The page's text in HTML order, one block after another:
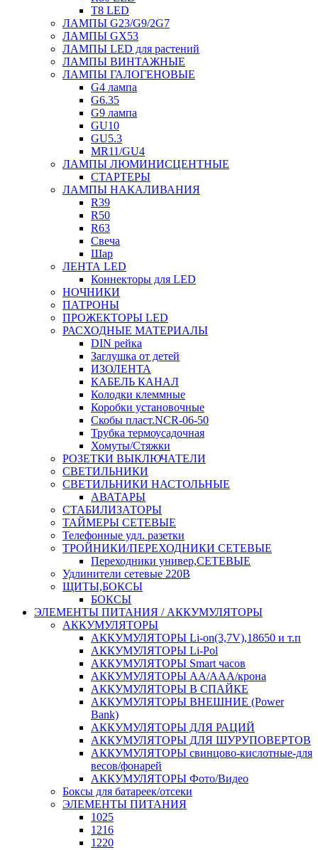
T8 LED
ЛАМПЫ G23/G9/2G7
ЛАМПЫ GX53
ЛАМПЫ LED для растений
ЛАМПЫ ВИНТАЖНЫЕ
ЛАМПЫ ГАЛОГЕНОВЫЕ
G4 лампа
G6.35
G9 лампа
GU10
GU5.3
MR11/GU4
ЛАМПЫ ЛЮМИНИСЦЕНТНЫЕ
СТАРТЕРЫ
ЛАМПЫ НАКАЛИВАНИЯ
R39
R50
R63
Свеча
Шар
ЛЕНТА LED
Коннекторы для LED
НОЧНИКИ
ПАТРОНЫ
ПРОЖЕКТОРЫ LED
РАСХОДНЫЕ МАТЕРИАЛЫ
DIN рейка
Заглушка от детей
ИЗОЛЕНТА
КАБЕЛЬ КАНАЛ
Колодки клеммные
Коробки установочные
Скобы пласт.NCR-06-50
Трубка термоусадочная
Хомуты/Стяжки
РОЗЕТКИ ВЫКЛЮЧАТЕЛИ
СВЕТИЛЬНИКИ
СВЕТИЛЬНИКИ НАСТОЛЬНЫЕ
АВАТАРЫ
СТАБИЛИЗАТОРЫ
ТАЙМЕРЫ СЕТЕВЫЕ
Телефонные удл. разетки
ТРОЙНИКИ/ПЕРЕХОДНИКИ СЕТЕВЫЕ
Переходники универ,СЕТЕВЫЕ
Удлинители сетевые 220В
ЩИТЫ,БОКСЫ
БОКСЫ
ЭЛЕМЕНТЫ ПИТАНИЯ / АККУМУЛЯТОРЫ
АККУМУЛЯТОРЫ
АККУМУЛЯТОРЫ Li-on(3,7V),18650 и т.п
АККУМУЛЯТОРЫ Li-Pol
АККУМУЛЯТОРЫ Smart часов
АККУМУЛЯТОРЫ АА/ААА/крона
АККУМУЛЯТОРЫ В СПАЙКЕ
АККУМУЛЯТОРЫ ВНЕШНИЕ (Power
Bank)
АККУМУЛЯТОРЫ ДЛЯ РАЦИЙ
АККУМУЛЯТОРЫ ДЛЯ ШУРУПОВЕРТОВ
АККУМУЛЯТОРЫ свинцово-кислотные-для
весов/фонарей
АККУМУЛЯТОРЫ Фото/Видео
Боксы для батареек/отсеки
ЭЛЕМЕНТЫ ПИТАНИЯ
1025
1216
1220